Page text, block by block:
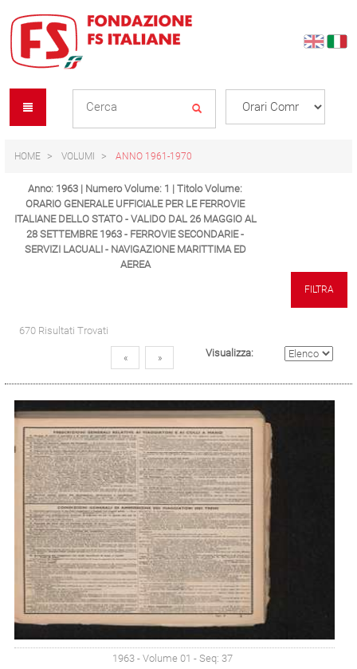
content
navigation
menu
HOME VOLUMI ANNO 1961-1970
Anno: 1963 | Numero Volume: 1 | Titolo Volume:
ORARIO GENERALE UFFICIALE PER LE FERROVIE
ITALIANE DELLO STATO - VALIDO DAL 26 MAGGIO AL
28 SETTEMBRE 1963 - FERROVIE SECONDARIE -
SERVIZI LACUALI - NAVIGAZIONE MARITTIMA ED
AEREA
FILTRA
670 Risultati Trovati
« » Visualizza:
1963 - Volume 01 - Seq: 37